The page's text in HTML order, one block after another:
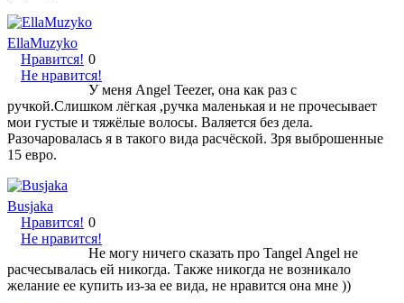
EllaMuzyko
Нравится!
Не нравится!
0
У меня Angel Teezer, она как раз с
ручкой.Слишком лёгкая ,ручка маленькая и не прочесывает
мои густые и тяжёлые волосы. Валяется без дела.
Разочаровалась я в такого вида расчёской. Зря выброшенные
15 евро.
Busjaka
Нравится!
Не нравится!
0
Не могу ничего сказать про Tangel Angel не
расчесывалась ей никогда. Также никогда не возникало
желание ее купить из-за ее вида, не нравится она мне ))